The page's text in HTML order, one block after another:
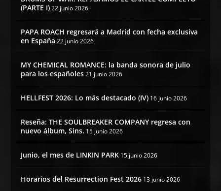
(PARTE I) 22 junio 2026
PAPA ROACH regresará a Madrid con fecha exclusiva
en España 22 junio 2026
MY CHEMICAL ROMANCE: la banda sonora de julio
para los españoles 21 junio 2026
HELLFEST 2026: Lo más destacado (IV) 16 junio 2026
Reseña: THE SOULBREAKER COMPANY regresa con
nuevo álbum, Sins. 15 junio 2026
Junio, el mes de LINKIN PARK 15 junio 2026
Horarios del Resurrection Fest 2026 13 junio 2026